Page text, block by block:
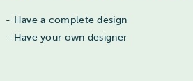
- Have a complete design
- Have your own designer